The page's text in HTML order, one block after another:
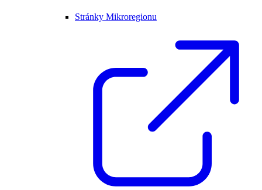
Stránky Mikroregionu